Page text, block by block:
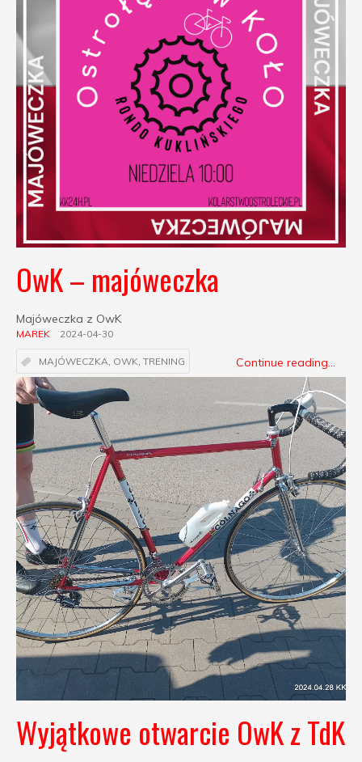
OwK – majóweczka
Majóweczka z OwK
MAREK 2024-04-30
MAJÓWECZKA, OWK, TRENING Continue reading...
Wyjątkowe otwarcie OwK z TdK